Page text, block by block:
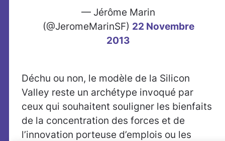
— Jérôme Marin
(@JeromeMarinSF) 22 Novembre
2013
Déchu ou non, le modèle de la Silicon
Valley reste un archétype invoqué par
ceux qui souhaitent souligner les bienfaits
de la concentration des forces et de
l’innovation porteuse d’emplois ou les